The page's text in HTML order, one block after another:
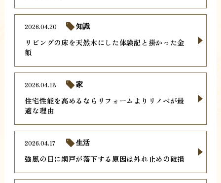
リビングの床を天然木にした体験記と掛かった金
額
2026.04.20 知識
住宅性能を高めるならリフォームよりリノベが最
適な理由
2026.04.18 家
強風の日に網戸が落下する原因は外れ止めの破損
2026.04.17 生活